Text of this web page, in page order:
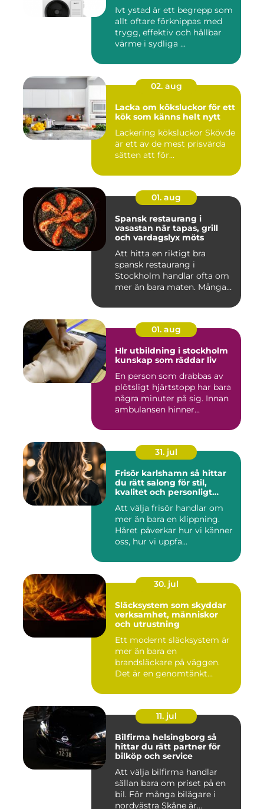
Ivt ystad är ett begrepp som
allt oftare förknippas med
trygg, effektiv och hållbar
värme i sydliga ...
02. aug
Lacka om köksluckor för ett
kök som känns helt nytt
Lackering köksluckor Skövde
är ett av de mest prisvärda
sätten att för...
01. aug
Spansk restaurang i
vasastan när tapas, grill
och vardagslyx möts
Att hitta en riktigt bra
spansk restaurang i
Stockholm handlar ofta om
mer än bara maten. Många
01. aug
Hlr utbildning i stockholm
kunskap som räddar liv
En person som drabbas av
plötsligt hjärtstopp har bara
några minuter på sig. Innan
ambulansen hinner...
31. jul
Frisör karlshamn så hittar
du rätt salong för stil,
kvalitet och personligt
Att välja frisör handlar om
mer än bara en klippning.
Håret påverkar hur vi känner
oss, hur vi uppfa...
30. jul
Släcksystem som skyddar
verksamhet, människor
och utrustning
Ett modernt släcksystem är
mer än bara en
brandsläckare på väggen.
Det är en genomtänkt
11. jul
Bilfirma helsingborg så
hittar du rätt partner för
bilköp och service
Att välja bilfirma handlar
sällan bara om priset på en
bil. För många bilägare i
nordvästra Skåne är...